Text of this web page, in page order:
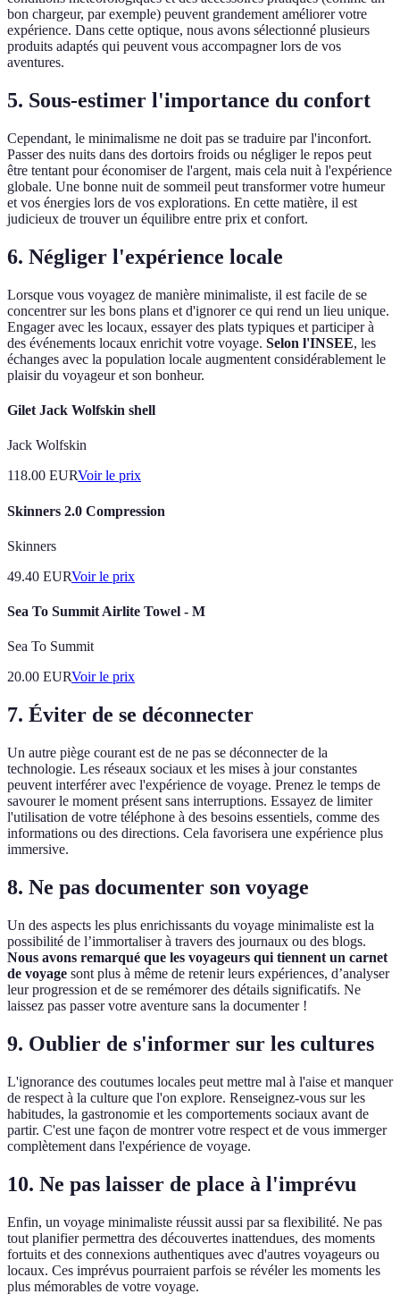
bon chargeur, par exemple) peuvent grandement améliorer votre
expérience. Dans cette optique, nous avons sélectionné plusieurs
produits adaptés qui peuvent vous accompagner lors de vos
aventures.
5. Sous-estimer l'importance du confort
Cependant, le minimalisme ne doit pas se traduire par l'inconfort.
Passer des nuits dans des dortoirs froids ou négliger le repos peut
être tentant pour économiser de l'argent, mais cela nuit à l'expérience
globale. Une bonne nuit de sommeil peut transformer votre humeur
et vos énergies lors de vos explorations. En cette matière, il est
judicieux de trouver un équilibre entre prix et confort.
6. Négliger l'expérience locale
Lorsque vous voyagez de manière minimaliste, il est facile de se
concentrer sur les bons plans et d'ignorer ce qui rend un lieu unique.
Engager avec les locaux, essayer des plats typiques et participer à
des événements locaux enrichit votre voyage. Selon l'INSEE, les
échanges avec la population locale augmentent considérablement le
plaisir du voyageur et son bonheur.
Gilet Jack Wolfskin shell
Jack Wolfskin
118.00 EURVoir le prix
Skinners 2.0 Compression
Skinners
49.40 EURVoir le prix
Sea To Summit Airlite Towel - M
Sea To Summit
20.00 EURVoir le prix
7. Éviter de se déconnecter
Un autre piège courant est de ne pas se déconnecter de la
technologie. Les réseaux sociaux et les mises à jour constantes
peuvent interférer avec l'expérience de voyage. Prenez le temps de
savourer le moment présent sans interruptions. Essayez de limiter
l'utilisation de votre téléphone à des besoins essentiels, comme des
informations ou des directions. Cela favorisera une expérience plus
immersive.
8. Ne pas documenter son voyage
Un des aspects les plus enrichissants du voyage minimaliste est la
possibilité de l’immortaliser à travers des journaux ou des blogs.
Nous avons remarqué que les voyageurs qui tiennent un carnet
de voyage sont plus à même de retenir leurs expériences, d’analyser
leur progression et de se remémorer des détails significatifs. Ne
laissez pas passer votre aventure sans la documenter !
9. Oublier de s'informer sur les cultures
L'ignorance des coutumes locales peut mettre mal à l'aise et manquer
de respect à la culture que l'on explore. Renseignez-vous sur les
habitudes, la gastronomie et les comportements sociaux avant de
partir. C'est une façon de montrer votre respect et de vous immerger
complètement dans l'expérience de voyage.
10. Ne pas laisser de place à l'imprévu
Enfin, un voyage minimaliste réussit aussi par sa flexibilité. Ne pas
tout planifier permettra des découvertes inattendues, des moments
fortuits et des connexions authentiques avec d'autres voyageurs ou
locaux. Ces imprévus pourraient parfois se révéler les moments les
plus mémorables de votre voyage.